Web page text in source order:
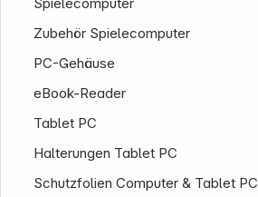
Spielecomputer
Zubehör Spielecomputer
PC-Gehäuse
eBook-Reader
Tablet PC
Halterungen Tablet PC
Schutzfolien Computer & Tablet PC